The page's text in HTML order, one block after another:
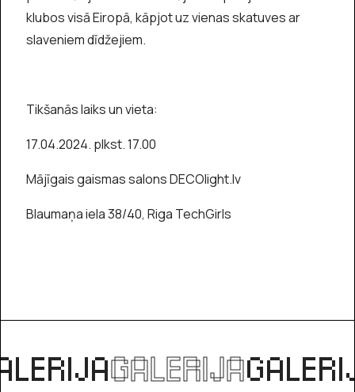
klubos visā Eiropā, kāpjot uz vienas skatuves ar
slaveniem dīdžejiem.
Tikšanās laiks un vieta:
17.04.2024. plkst. 17.00
Mājīgais gaismas salons DECOlight.lv
Blaumaņa iela 38/40, Riga TechGirls
GALERIJA